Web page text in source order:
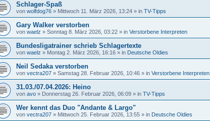
Schlager-Spaß
von wolfdog76 » Mittwoch 11. März 2026, 13:24 » in TV-Tipps
Gary Walker verstorben
von waelz » Sonntag 8. März 2026, 03:22 » in Verstorbene Interpreten
Bundesligatrainer schrieb Schlagertexte
von waelz » Montag 2. März 2026, 16:16 » in Deutsche Oldies
Neil Sedaka verstorben
von vectra207 » Samstag 28. Februar 2026, 10:46 » in Verstorbene Interpreten
31.03./07.04.2026: Heino
von avo » Donnerstag 26. Februar 2026, 06:09 » in TV-Tipps
Wer kennt das Duo "Andante & Largo"
von vectra207 » Mittwoch 25. Februar 2026, 13:55 » in Deutsche Oldies